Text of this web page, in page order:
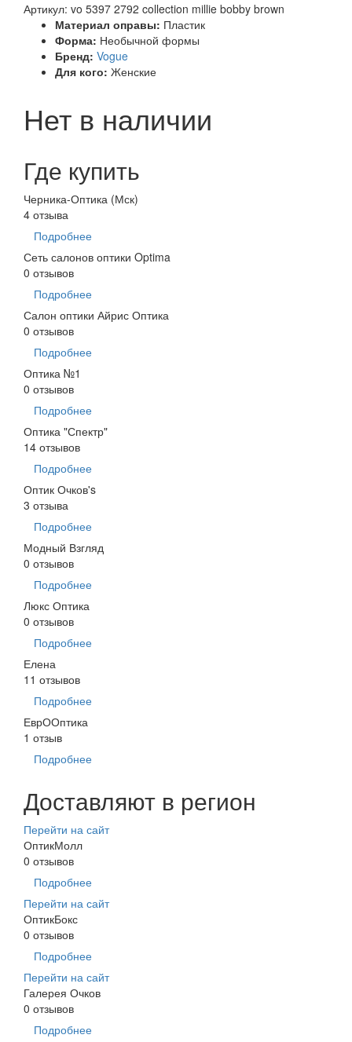
Артикул: vo 5397 2792 collection millie bobby brown
Материал оправы: Пластик
Форма: Необычной формы
Бренд: Vogue
Для кого: Женские
Нет в наличии
Где купить
Черника-Оптика (Мск)
4 отзыва
Подробнее
Сеть салонов оптики Optima
0 отзывов
Подробнее
Салон оптики Айрис Оптика
0 отзывов
Подробнее
Оптика №1
0 отзывов
Подробнее
Оптика "Спектр"
14 отзывов
Подробнее
Оптик Очков's
3 отзыва
Подробнее
Модный Взгляд
0 отзывов
Подробнее
Люкс Оптика
0 отзывов
Подробнее
Елена
11 отзывов
Подробнее
ЕврООптика
1 отзыв
Подробнее
Доставляют в регион
Перейти на сайт
ОптикМолл
0 отзывов
Подробнее
Перейти на сайт
ОптикБокс
0 отзывов
Подробнее
Перейти на сайт
Галерея Очков
0 отзывов
Подробнее